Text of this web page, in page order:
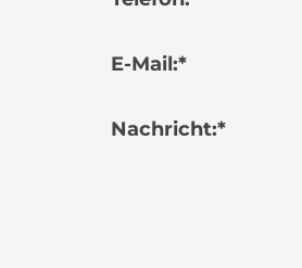
E-Mail:*
Nachricht:*